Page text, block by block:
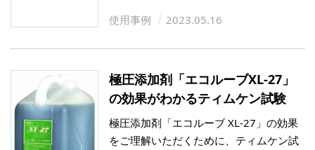
使用事例
2023.05.16
極圧添加剤「エコルーブXL-27」
の効果がわかるティムケン試験
極圧添加剤「エコルーブ XL-27」の効果
をご理解いただくために、ティムケン試